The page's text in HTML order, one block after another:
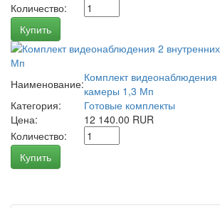
Количество:
Купить
Наименование:Комплект видеонаблюдения
камеры 1,3 Мп
Категория:
Готовые комплекты
Цена:
12 140.00 RUR
Количество:
Купить